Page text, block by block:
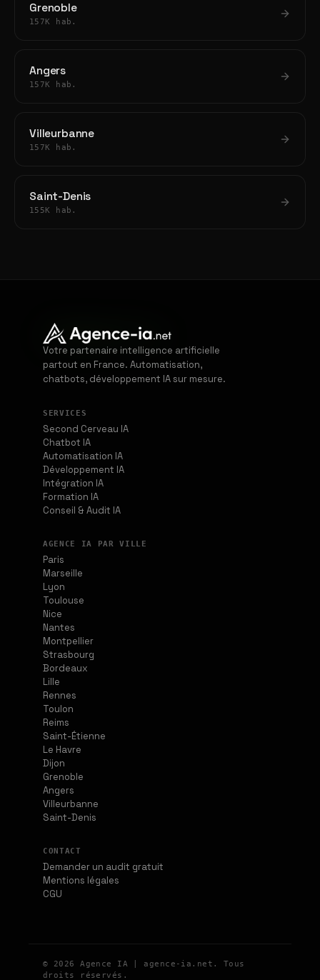
Grenoble
157K hab.
Angers
157K hab.
Villeurbanne
157K hab.
Saint-Denis
155K hab.
Votre partenaire intelligence artificielle
partout en France. Automatisation,
chatbots, développement IA sur mesure.
SERVICES
Second Cerveau IA
Chatbot IA
Automatisation IA
Développement IA
Intégration IA
Formation IA
Conseil & Audit IA
AGENCE IA PAR VILLE
Paris
Marseille
Lyon
Toulouse
Nice
Nantes
Montpellier
Strasbourg
Bordeaux
Lille
Rennes
Toulon
Reims
Saint-Étienne
Le Havre
Dijon
Grenoble
Angers
Villeurbanne
Saint-Denis
CONTACT
Demander un audit gratuit
Mentions légales
CGU
© 2026 Agence IA | agence-ia.net. Tous
droits réservés.